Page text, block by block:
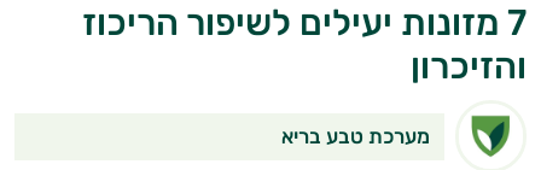
7 מזונות יעילים לשיפור הריכוז
והזיכרון
מערכת טבע בריא